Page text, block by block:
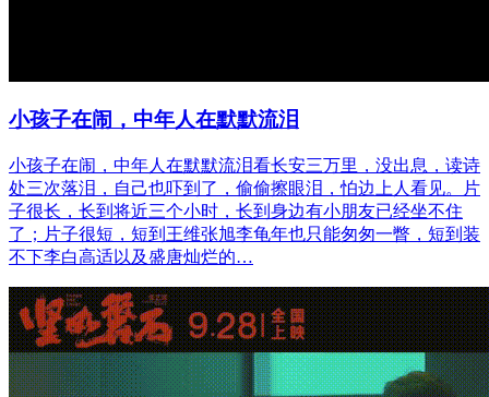
小孩子在闹，中年人在默默流泪
小孩子在闹，中年人在默默流泪看长安三万里，没出息，读诗
处三次落泪，自己也吓到了，偷偷擦眼泪，怕边上人看见。片
子很长，长到将近三个小时，长到身边有小朋友已经坐不住
了；片子很短，短到王维张旭李龟年也只能匆匆一瞥，短到装
不下李白高适以及盛唐灿烂的…